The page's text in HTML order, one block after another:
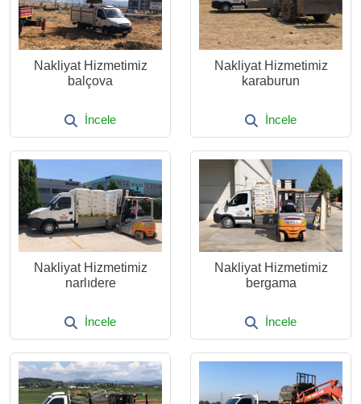
Nakliyat Hizmetimiz
balçova
İncele
Nakliyat Hizmetimiz
karaburun
İncele
Nakliyat Hizmetimiz
narlıdere
İncele
Nakliyat Hizmetimiz
bergama
İncele